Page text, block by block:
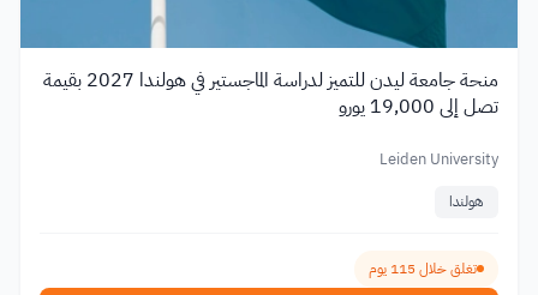
منحة جامعة ليدن للتميز لدراسة الماجستير في هولندا 2027 بقيمة
تصل إلى 19,000 يورو
Leiden University
هولندا
تغلق خلال 115 يوم